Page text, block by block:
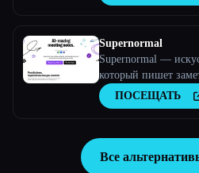
Supernormal
Supernormal —
который пишет
ПОСЕЩАТЬ
Все